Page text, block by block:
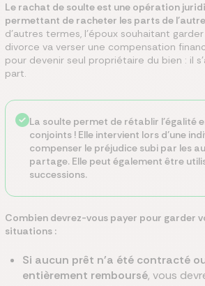
Le rachat de soulte est une opération
permettant de racheter les parts de
d'autres termes, l'époux souhaitant
divorce va verser une compensation
pour devenir seul propriétaire du bien : il
part.
La soulte permet de rétablir l'égalité
conjoints ! Elle intervient lors d’une
compenser le préjudice subi par les
partage. Elle peut également être
successions.
Combien devrez-vous payer pour garder
situations :
Si aucun prêt n'a été contracté
entièrement remboursé, vous